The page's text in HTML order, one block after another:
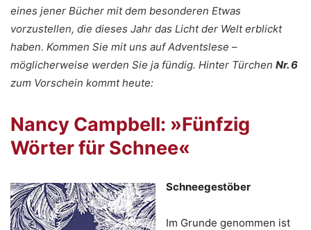
eines jener Bücher mit dem besonderen Etwas
vorzustellen, die dieses Jahr das Licht der Welt erblickt
haben. Kommen Sie mit uns auf Adventslese –
möglicherweise werden Sie ja fündig. Hinter Türchen Nr. 6
zum Vorschein kommt heute:
Nancy Campbell: »Fünfzig
Wörter für Schnee«
Schneegestöber
Im Grunde genommen ist